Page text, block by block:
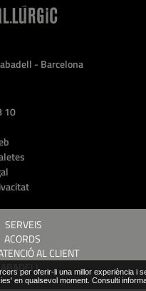
per oferir-li una millor experiència
en qualsevol moment. Consulti
- Barcelona
10
SERVEIS
ACORDS
AL CLIENT